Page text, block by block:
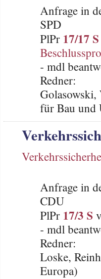
Anfrage in
SPD
PlPr 17/17 S
- mdl
Redner:
Golasowski,
für Bau und
Anfrage in
CDU
PlPr 17/3 S
- mdl
Redner:
Loske,
Europa)